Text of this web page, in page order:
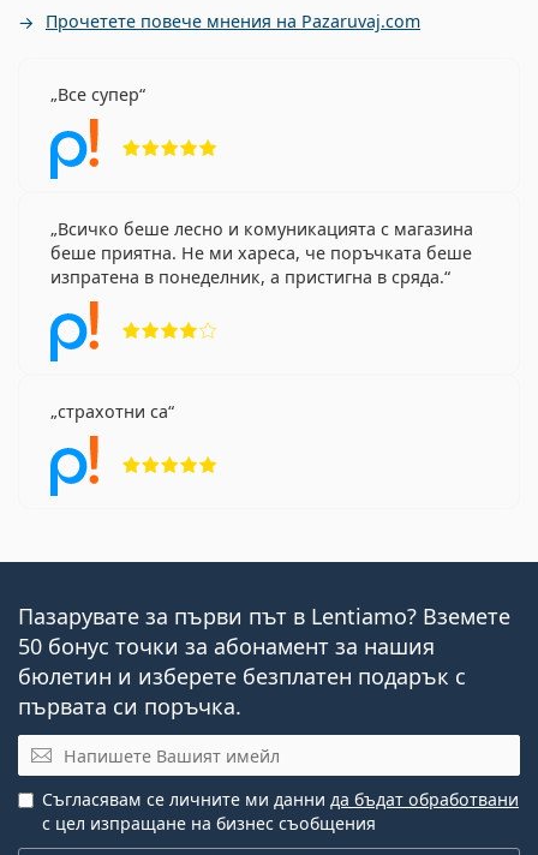
Прочетете повече мнения на Pazaruvaj.com
Все супер
Всичко беше лесно и комуникацията с магазина
беше приятна. Не ми хареса, че поръчката беше
изпратена в понеделник, а пристигна в сряда.
страхотни са
Пазарувате за първи път в Lentiamo? Вземете
50 бонус точки за абонамент за нашия
бюлетин и изберете безплатен подарък с
първата си поръчка.
Имейл
Съгласявам се личните ми данни да бъдат обработвани
с цел изпращане на бизнес съобщения